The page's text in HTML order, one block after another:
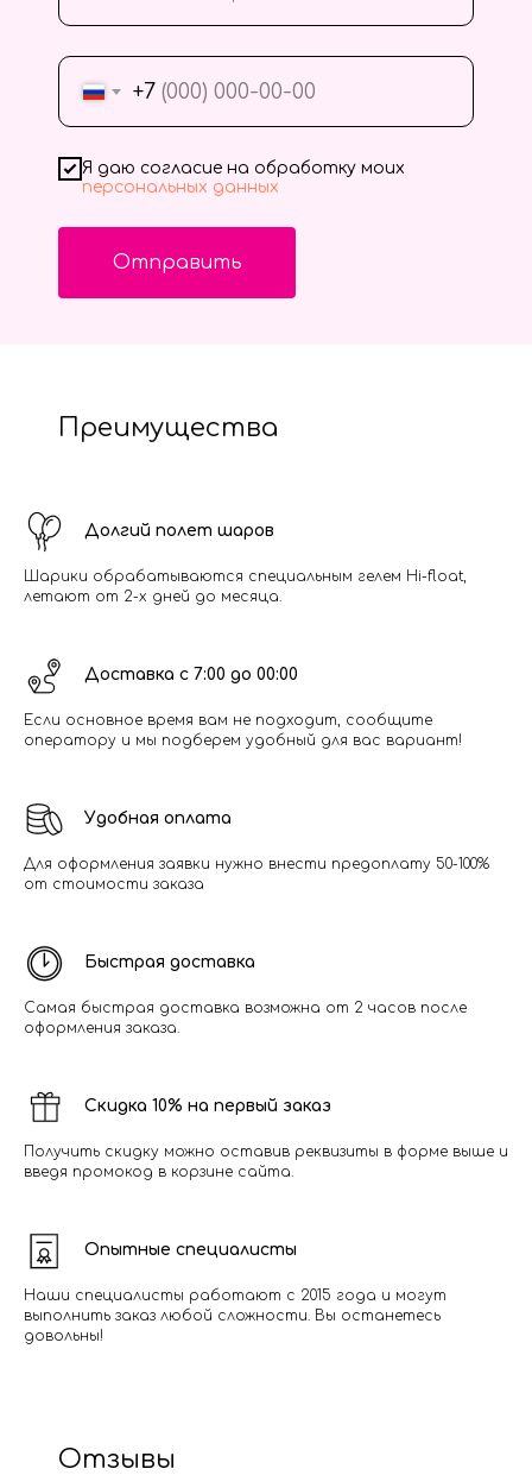
+7
Я даю согласие на обработку моих
персональных данных
Отправить
Преимущества
Долгий полет шаров
Шарики обрабатываются специальным гелем Hi-float,
летают от 2-х дней до месяца.
Доставка с 7:00 до 00:00
Если основное время вам не подходит, сообщите
оператору и мы подберем удобный для вас вариант!
Удобная оплата
Для оформления заявки нужно внести предоплату 50-100%
от стоимости заказа
Быстрая доставка
Самая быстрая доставка возможна от 2 часов после
оформления заказа.
Скидка 10% на первый заказ
Получить скидку можно оставив реквизиты в форме выше и
введя промокод в корзине сайта.
Опытные специалисты
Наши специалисты работают с 2015 года и могут
выполнить заказ любой сложности. Вы останетесь
довольны!
Отзывы